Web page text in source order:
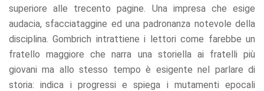
superiore alle trecento pagine. Una impresa che esige
audacia, sfacciataggine ed una padronanza notevole della
disciplina. Gombrich intrattiene i lettori come farebbe un
fratello maggiore che narra una storiella ai fratelli più
giovani ma allo stesso tempo è esigente nel parlare di
storia: indica i progressi e spiega i mutamenti epocali